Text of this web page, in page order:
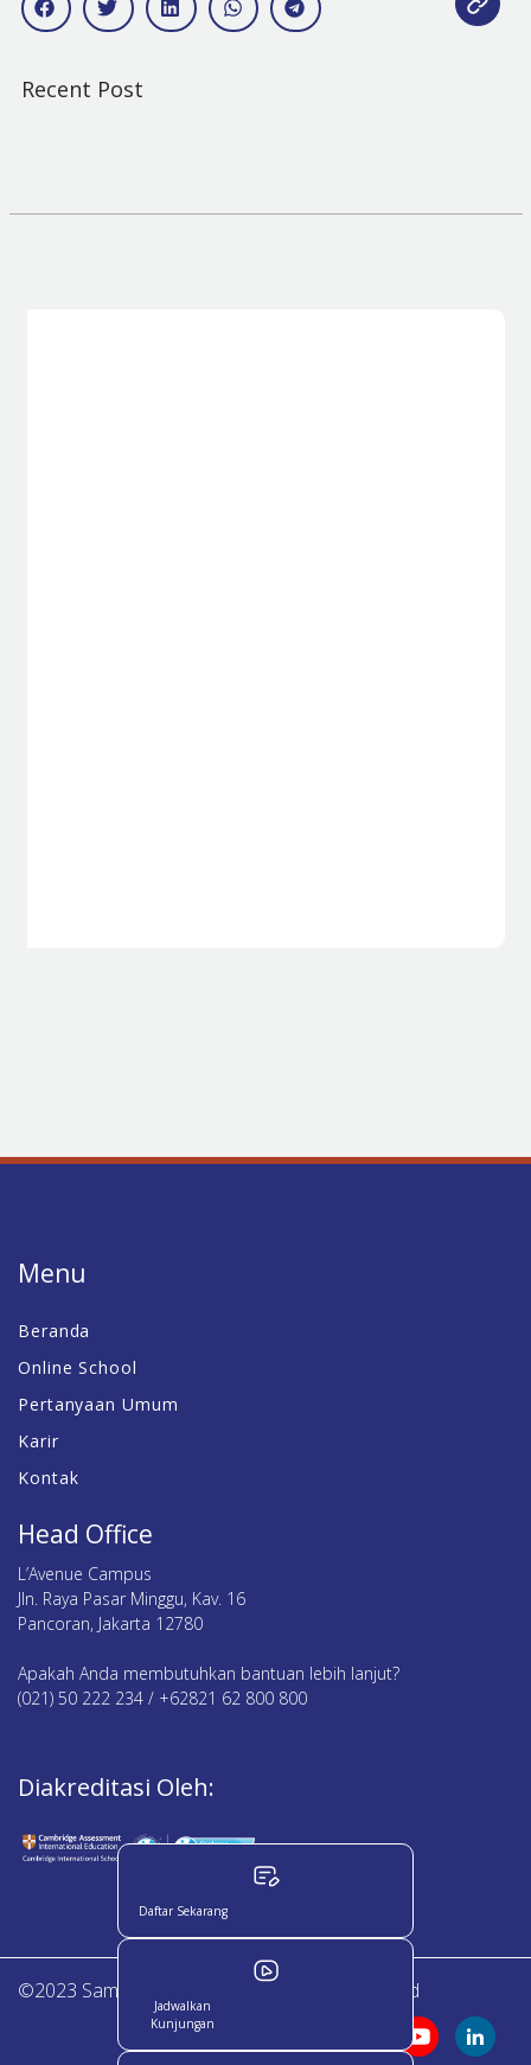
Recent Post
Menu
Beranda
Online School
Pertanyaan Umum
Karir
Kontak
Head Office
L’Avenue Campus
Jln. Raya Pasar Minggu, Kav. 16
Pancoran, Jakarta 12780
Apakah Anda membutuhkan bantuan lebih lanjut?
(021) 50 222 234 / +62821 62 800 800
Diakreditasi Oleh:
©2023 Sampoerna Academy. All Right Reserved
Daftar Sekarang
Jadwalkan
Kunjungan